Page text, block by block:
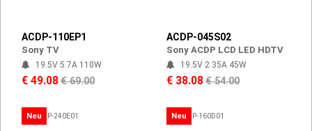
ACDP-110EP1
Sony TV
19.5V 5.7A 110W
€ 49.08€ 69.00
ACDP-045S02
Sony ACDP LCD LED HDTV
19.5V 2.35A 45W
€ 38.08€ 54.00
Neu Neu